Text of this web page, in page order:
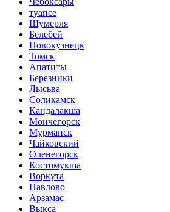
туапсе
Шумерля
Белебей
Новокузнецк
Томск
Апатиты
Березники
Лысьва
Соликамск
Кандалакша
Мончегорск
Мурманск
Чайковский
Оленегорск
Костомукша
Воркута
Павлово
Арзамас
Выкса